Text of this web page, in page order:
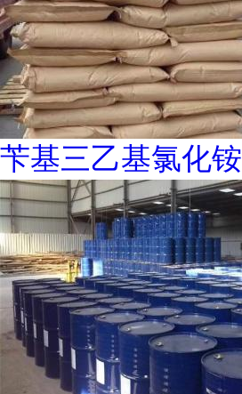
苄基三乙基氯化铵